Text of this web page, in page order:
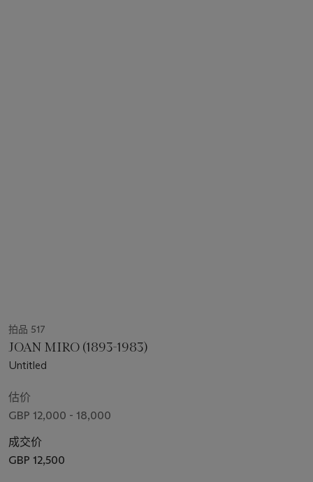
拍品 517
JOAN MIRO (1893-1983)
Untitled
估价
GBP 12,000 - 18,000
成交价
GBP 12,500